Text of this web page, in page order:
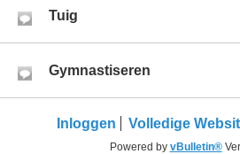
Tuig
Gymnastiseren
Inloggen Volledige
Powered by vBulletin®